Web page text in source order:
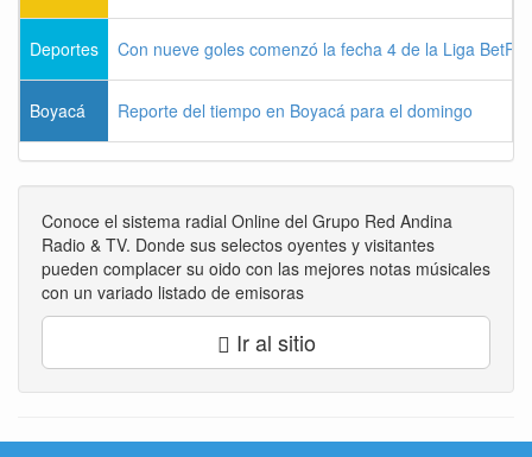
Deportes Con nueve goles comenzó la fecha 4 de la Liga
Boyacá Reporte del tiempo en Boyacá para el domingo
Conoce el sistema radial Online del Grupo Red Andina
Radio & TV. Donde sus selectos oyentes y visitantes
pueden complacer su oido con las mejores notas músicales
con un variado listado de emisoras
Ir al sitio